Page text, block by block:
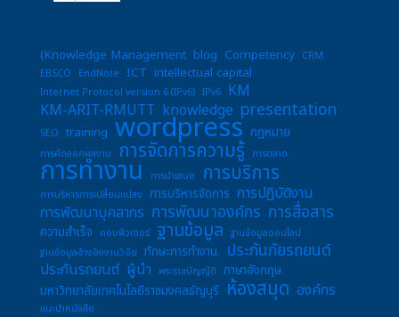
(Knowledge Management blog Competency CRM
EBSCO
EndNote ICT intellectual capital
Internet Protocol version 6 (IPv6) IPv6 KM
KM-ARIT-RMUTT knowledge presentation
SEO training wordpress กฎหมาย
การคัดลอกผลงาน การจัดการความรู้ การตลาด
การทำงาน การนำเสนอ การบริการ
การบริหารการเปลี่ยนแปลง การบริหารจัดการ การปฏิบัติงาน
การพัฒนาบุคลากร การพัฒนาองค์กร การสื่อสาร
ความสำเร็จ คอมพิวเตอร์ ฐานข้อมูล ฐานข้อมูลออนไลน์
ฐานข้อมูลอ้างอิงงานวิจัย
ทักษะการทำงาน. ประกันภัยรถยนต์
ประกันรถยนต์ ผู้นำ พระราชบัญญัติ ภาษาอังกฤษ
มหาวิทยาลัยเทคโนโลยีราชมงคลธัญบุรี ห้องสมุด องค์กร
แนะนำหนังสือ